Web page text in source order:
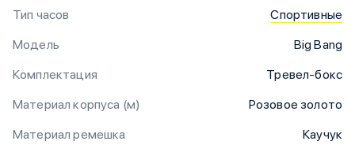
Тип часов
Спортивные
Модель
Big Bang
Комплектация
Тревел-бокс
Материал корпуса (м)
Розовое золото
Материал ремешка
Каучук